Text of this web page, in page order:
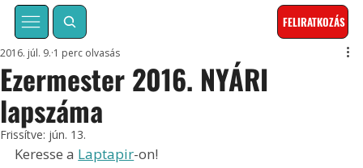
FELIRATKOZÁS
Ezermester 2016. NYÁRI
lapszáma
2016. júl. 9. 1 perc olvasás
Frissítve: jún. 13.
Keresse a Laptapir-on!